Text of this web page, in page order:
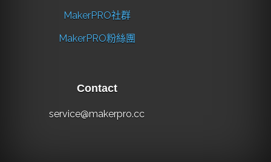
MakerPRO社群
MakerPRO粉絲團
Contact
service@makerpro.cc